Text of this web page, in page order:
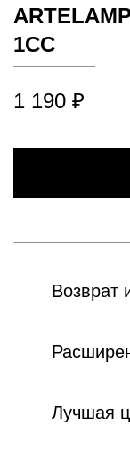
1CC
1 190 ₽
Возврат
Лучшая